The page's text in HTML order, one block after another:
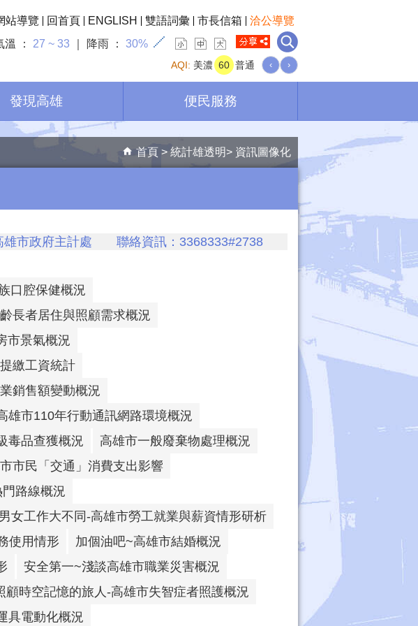
站導覽 回首頁 ENGLISH 雙語詞彙 市長信箱
洽公導覽
溫
27 ~ 33 降雨 30%
AQI: 美濃 60 普通 ‹ ›
發現高雄 便民服務
首頁 統計雄透明 資訊圖像化
雄市政府主計處 聯絡資訊：3368333#2738
口腔保健概況
長者居住與照顧需求概況
市景氣概況
繳工資統計
銷售額變動概況
雄市110年行動通訊網路環境概況
毒品查獲概況
高雄市一般廢棄物處理概況
市民「交通」消費支出影響
路線概況
男女工作大不同-高雄市勞工就業與薪資情形研析
使用情形
加個油吧~高雄市結婚概況
安全第一~淺談高雄市職業災害概況
顧時空記憶的旅人-高雄市失智症者照護概況
具電動化概況